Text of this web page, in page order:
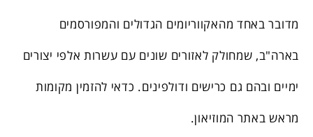
מדובר באחד מהאקווריומים הגדולים והמפורסמים
בארה"ב, שמחולק לאזורים שונים עם עשרות אלפי יצורים
ימיים ובהם גם כרישים ודולפינים. כדאי להזמין מקומות
מראש באתר המוזיאון.